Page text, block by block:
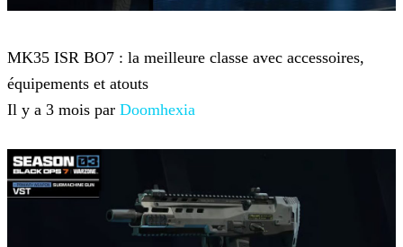
MK35 ISR BO7 : la meilleure classe avec accessoires,
équipements et atouts
Il y a 3 mois par Doomhexia